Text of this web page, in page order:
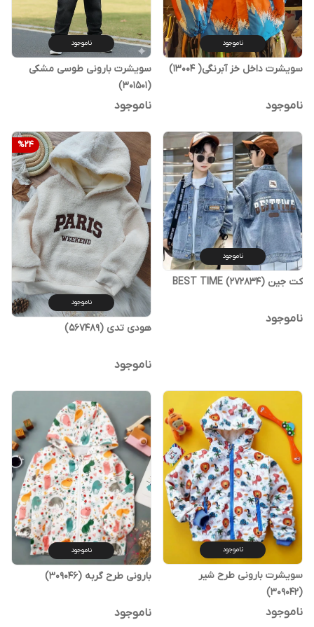
ناموجود
سویشرت داخل خز آبرنگی( 13004)
ناموجود
ناموجود
سویشرت بارونی طوسی مشکی
(301501)
ناموجود
ناموجود
کت جین (272834) BEST TIME
ناموجود
%24
ناموجود
هودی تدی (567489)
ناموجود
ناموجود
سویشرت بارونی طرح شیر
(309042)
ناموجود
ناموجود
بارونی طرح گربه (309046)
ناموجود